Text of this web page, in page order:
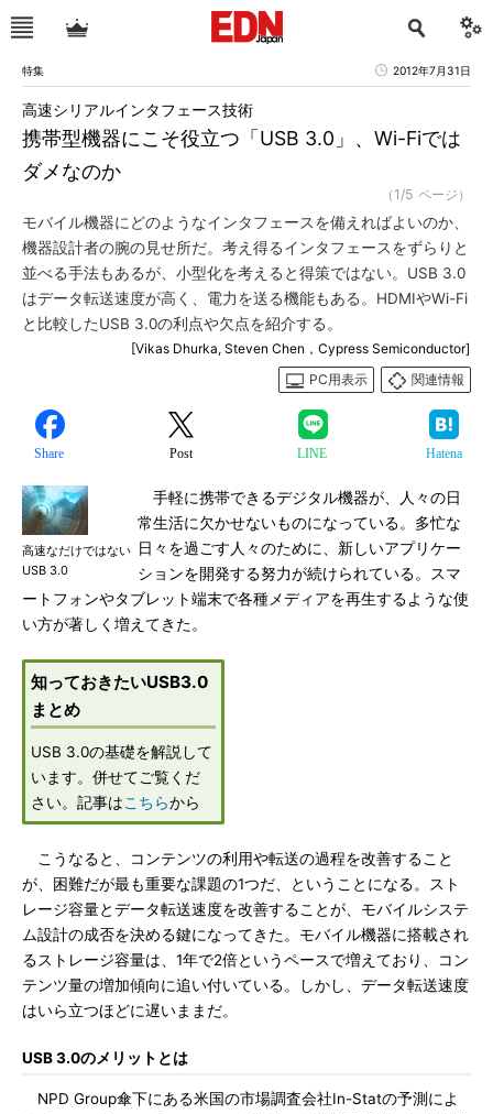
特集 2012年7月31日
携帯型機器にこそ役立つ「USB 3.0」、Wi-Fiでは
ダメなのか
高速シリアルインタフェース技術
（1/5 ページ）
モバイル機器にどのようなインタフェースを備えればよいのか、
機器設計者の腕の見せ所だ。考え得るインタフェースをずらりと
並べる手法もあるが、小型化を考えると得策ではない。USB 3.0
はデータ転送速度が高く、電力を送る機能もある。HDMIやWi-Fi
と比較したUSB 3.0の利点や欠点を紹介する。
[Vikas Dhurka, Steven Chen，Cypress Semiconductor]
PC用表示
関連情報
Share Post LINE Hatena
高速なだけではない
USB 3.0
手軽に携帯できるデジタル機器が、人々の日
常生活に欠かせないものになっている。多忙な
日々を過ごす人々のために、新しいアプリケー
ションを開発する努力が続けられている。スマ
ートフォンやタブレット端末で各種メディアを再生するような使
い方が著しく増えてきた。
知っておきたいUSB3.0
まとめ
USB 3.0の基礎を解説して
います。併せてご覧くだ
さい。記事はこちらから
こうなると、コンテンツの利用や転送の過程を改善すること
が、困難だが最も重要な課題の1つだ、ということになる。スト
レージ容量とデータ転送速度を改善することが、モバイルシステ
ム設計の成否を決める鍵になってきた。モバイル機器に搭載され
るストレージ容量は、1年で2倍というペースで増えており、コン
テンツ量の増加傾向に追い付いている。しかし、データ転送速度
はいら立つほどに遅いままだ。
USB 3.0のメリットとは
NPD Group傘下にある米国の市場調査会社In-Statの予測によ